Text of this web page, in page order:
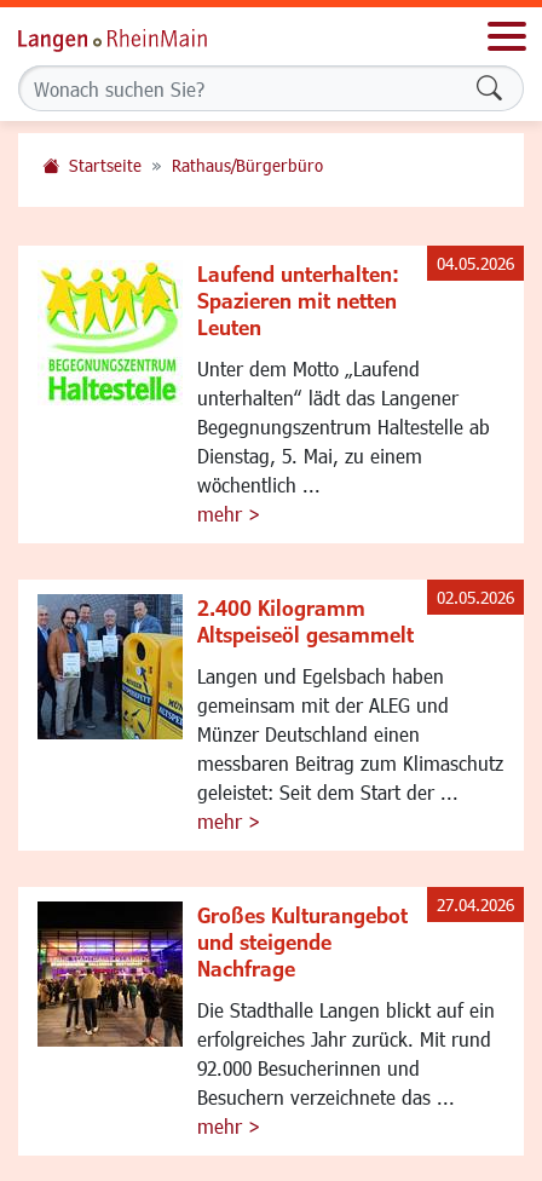
Startseite Rathaus/Bürgerbüro
Laufend unterhalten:
Spazieren mit netten
Leuten
Unter dem Motto „Laufend
unterhalten“ lädt das Langener
Begegnungszentrum Haltestelle ab
Dienstag, 5. Mai, zu einem
wöchentlich ...
mehr >
04.05.2026
2.400 Kilogramm
Altspeiseöl gesammelt
Langen und Egelsbach haben
gemeinsam mit der ALEG und
Münzer Deutschland einen
messbaren Beitrag zum Klimaschutz
geleistet: Seit dem Start der ...
mehr >
02.05.2026
Großes Kulturangebot
und steigende
Nachfrage
Die Stadthalle Langen blickt auf ein
erfolgreiches Jahr zurück. Mit rund
92.000 Besucherinnen und
Besuchern verzeichnete das ...
mehr >
27.04.2026